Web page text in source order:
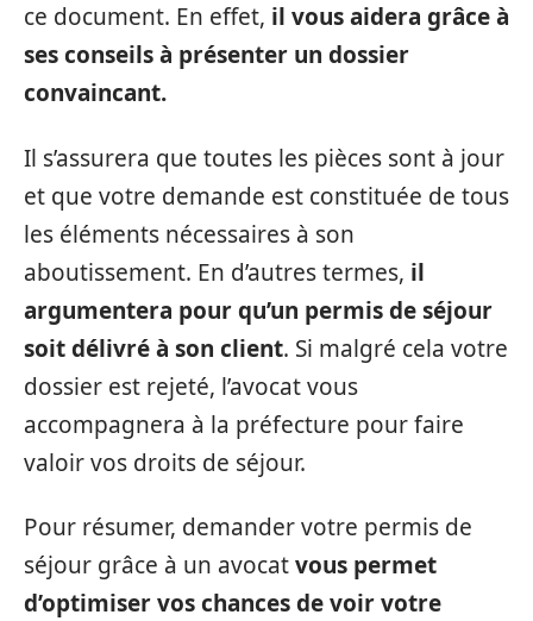
ce document. En effet, il vous aidera grâce à
ses conseils à présenter un dossier
convaincant.
Il s’assurera que toutes les pièces sont à jour
et que votre demande est constituée de tous
les éléments nécessaires à son
aboutissement. En d’autres termes, il
argumentera pour qu’un permis de séjour
soit délivré à son client. Si malgré cela votre
dossier est rejeté, l’avocat vous
accompagnera à la préfecture pour faire
valoir vos droits de séjour.
Pour résumer, demander votre permis de
séjour grâce à un avocatvous permet
d’optimiser vos chances de voir votre